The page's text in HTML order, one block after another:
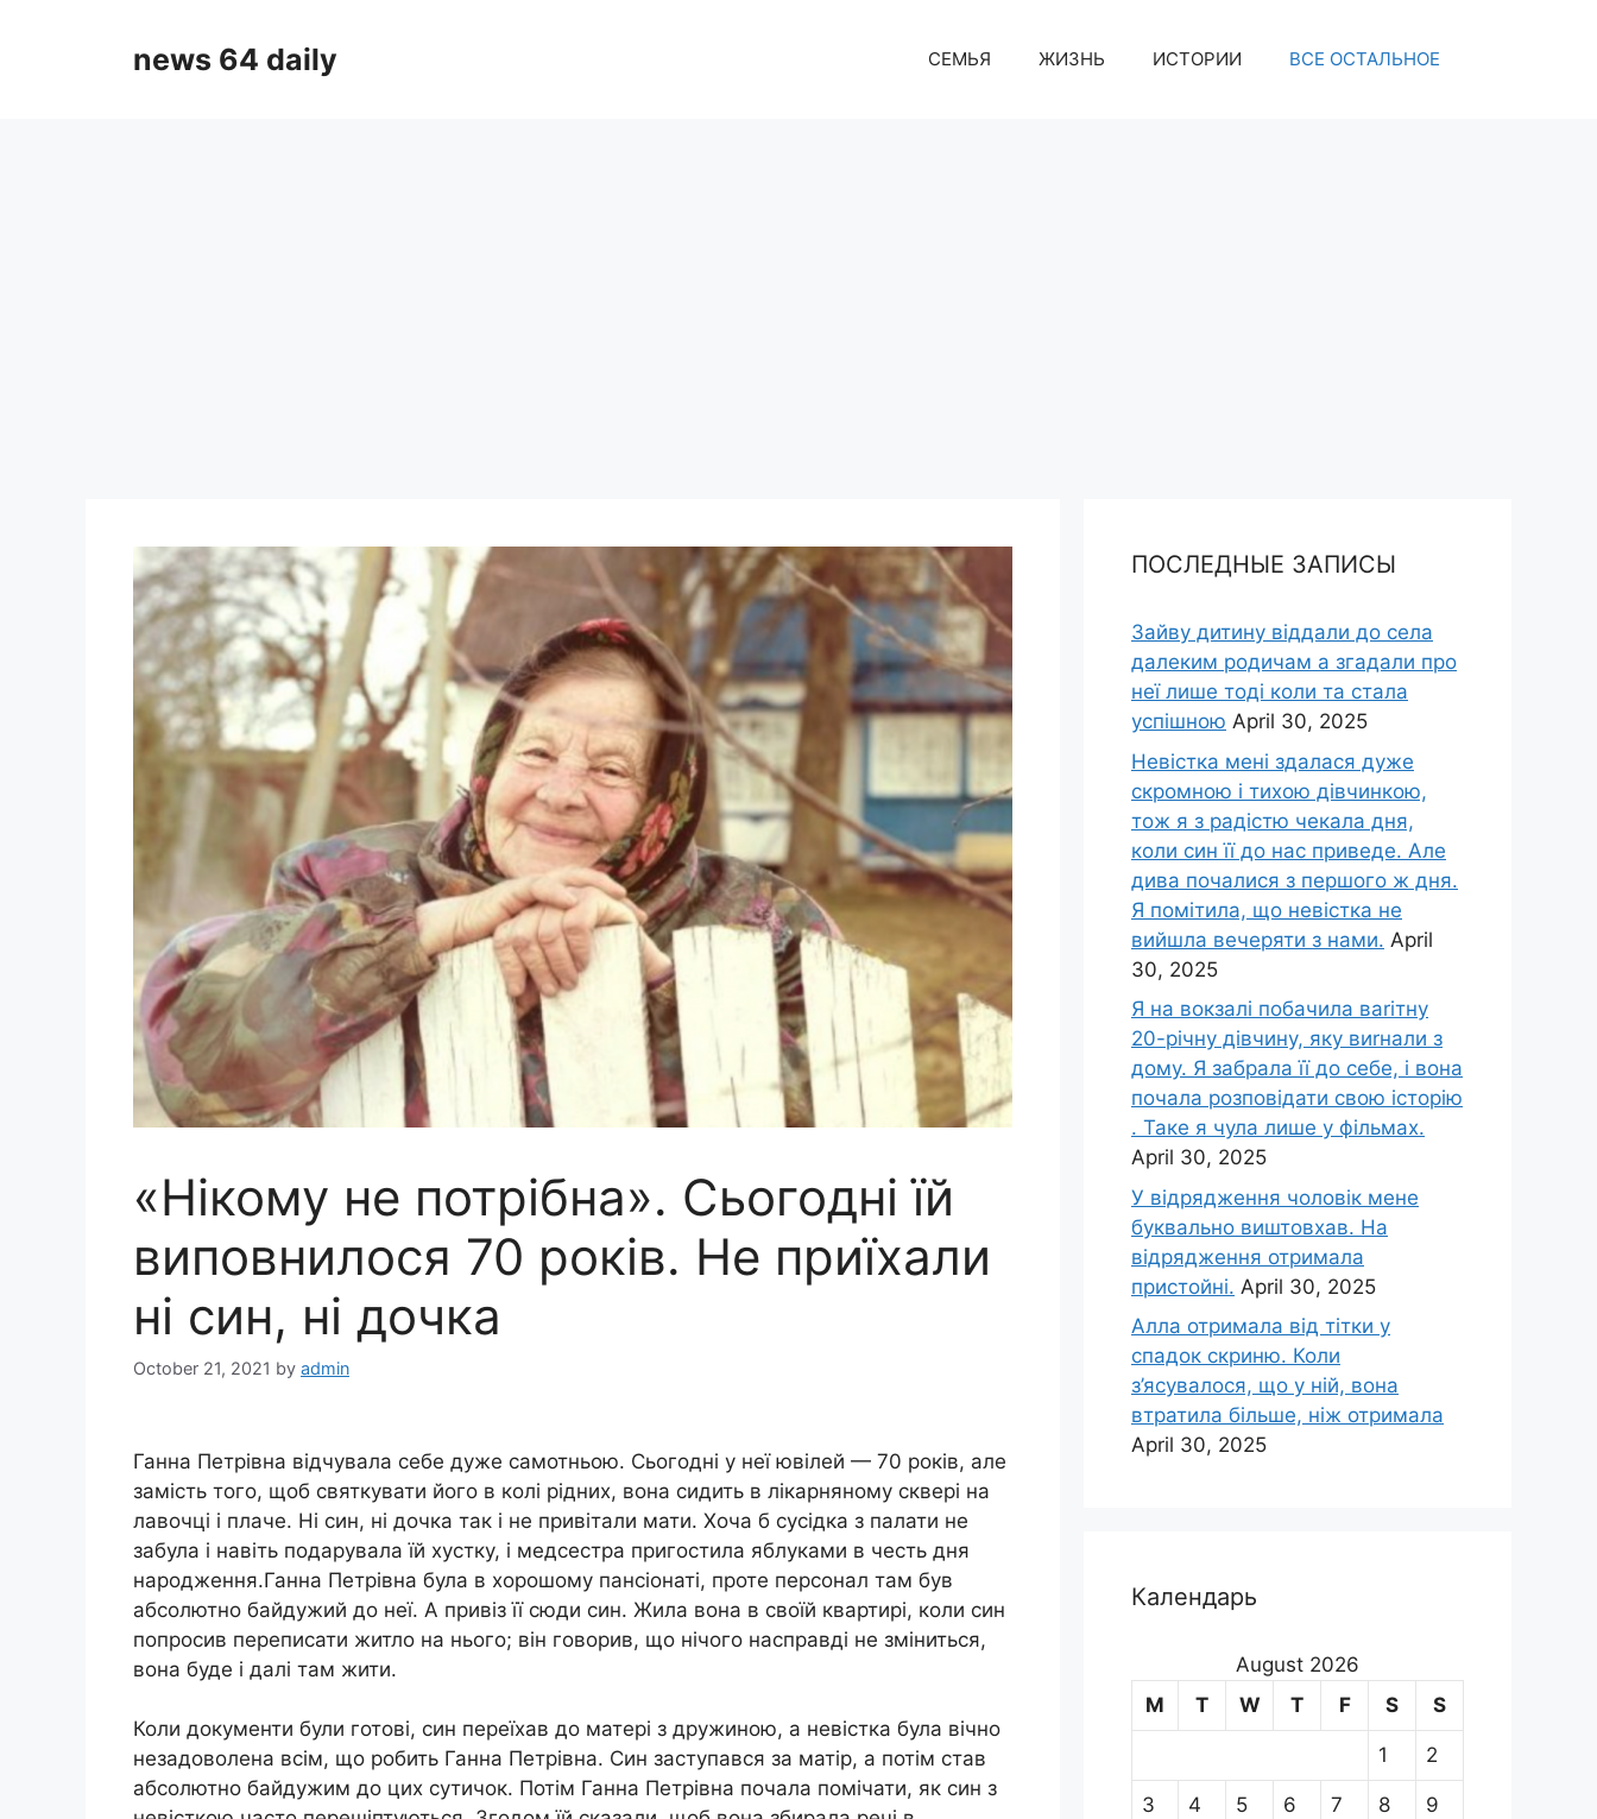
news 64 daily СЕМЬЯ ЖИЗНЬ ИСТОРИИ ВСЕ ОСТАЛЬНОЕ
«Нікому не потрібна». Сьогодні їй
виповнилося 70 років. Не приїхали
ні син, ні дочка
October 21, 2021 by admin
Ганна Петрівна відчувала себе дуже самотньою. Сьогодні у неї ювілей — 70 років, але
замість того, щоб святкувати його в колі рідних, вона сидить в лікарняному сквері на
лавочці і плаче. Ні син, ні дочка так і не привітали мати. Хоча б сусідка з палати не
забула і навіть подарувала їй хустку, і медсестра пригостила яблуками в честь дня
народження.Ганна Петрівна була в хорошому пансіонаті, проте персонал там був
абсолютно байдужий до неї. А привіз її сюди син. Жила вона в своїй квартирі, коли син
попросив переписати житло на нього; він говорив, що нічого насправді не зміниться,
вона буде і далі там жити.
Коли документи були готові, син переїхав до матері з дружиною, а невістка була вічно
незадоволена всім, що робить Ганна Петрівна. Син заступався за матір, а потім став
абсолютно байдужим до цих сутичок. Потім Ганна Петрівна почала помічати, як син з
ПОСЛЕДНЫЕ ЗАПИСЫ
Зайву дитину віддали до села
далеким родичам а згадали про
неї лише тоді коли та стала
успішною April 30, 2025
Невістка мені здалася дуже
скромною і тихою дівчинкою,
тож я з радістю чекала дня,
коли син її до нас приведе. Але
дива почалися з першого ж дня.
Я помітила, що невістка не
вийшла вечеряти з нами. April
30, 2025
Я на вокзалі побачила ваrітну
20-річну дівчину, яку виrнали з
дому. Я забрала її до себе, і вона
почала розповідати свою історію
. Таке я чула лише у фільмах.
April 30, 2025
У відрядження чоловік мене
буквально виштовхав. На
відрядження отримала
пристойні. April 30, 2025
Алла отримала від тітки у
спадок скриню. Коли
з’ясувалося, що у ній, вона
втратила більше, ніж отримала
April 30, 2025
Календарь
August 2026
M
T W T F S S
1 2
3 4 5 6 7 8 9